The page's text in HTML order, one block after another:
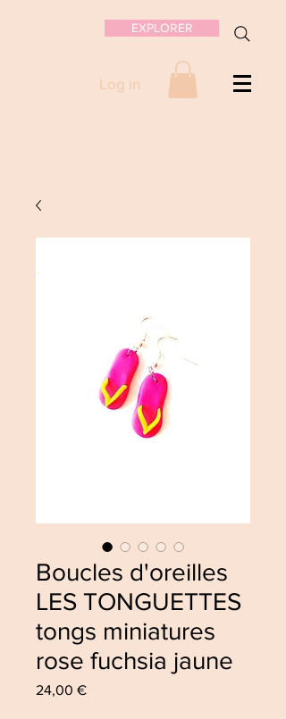
EXPLORER
Log in
Boucles d'oreilles
LES TONGUETTES
tongs miniatures
rose fuchsia jaune
24,00 €Price